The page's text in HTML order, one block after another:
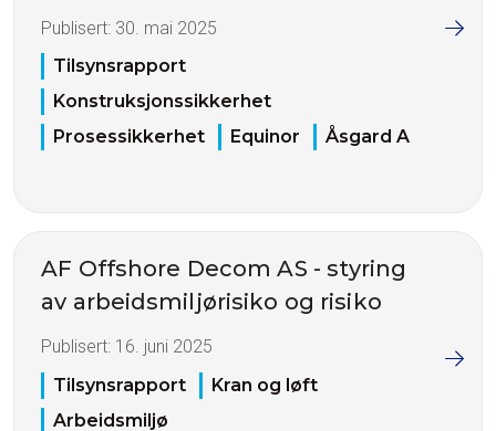
Publisert: 30. mai 2025
Tilsynsrapport
Konstruksjonssikkerhet
Prosessikkerhet
Equinor Åsgard A
AF Offshore Decom AS - styring
av arbeidsmiljørisiko og risiko
Publisert: 16. juni 2025
Tilsynsrapport
Kran og løft
Arbeidsmiljø